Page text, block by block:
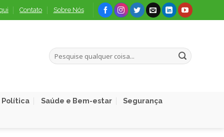
Contato Sobre Nós
Política Saúde e Bem-estar Segurança